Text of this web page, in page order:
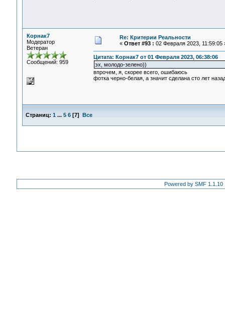
Корнак7
Модератор
Ветеран
Сообщений: 959
Re: Критерии Реальности
« Ответ #93 : 02 Февраля 2023, 11:59:05
Цитата: Корнак7 от 01 Февраля 2023, 06:38:06
эх, молодо-зелено))
впрочем, я, скорее всего, ошибаюсь
фотка черно-белая, а значит сделана сто лет
Страниц: 1 ... 5 6[7] Все
Powered by SMF 1.1.10